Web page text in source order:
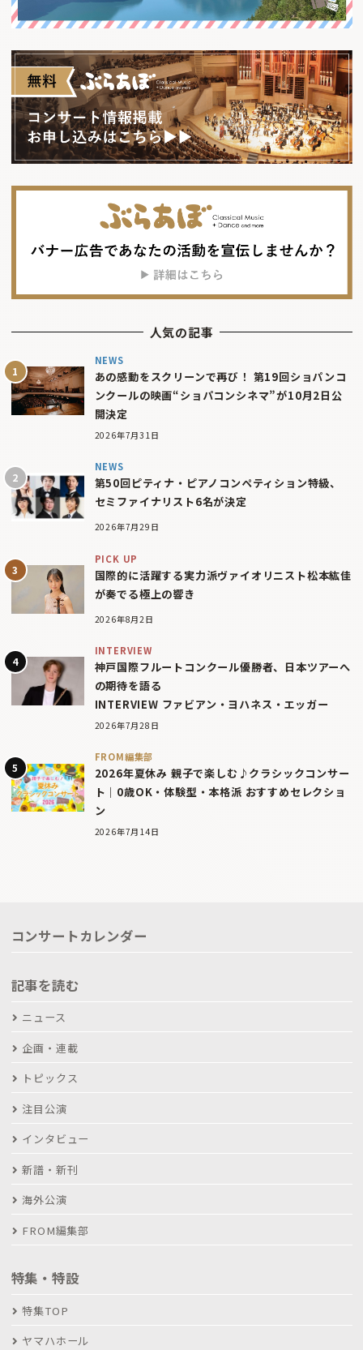
人気の記事
NEWS
あの感動をスクリーンで再び！ 第19回ショパンコ
ンクールの映画“ショパコンシネマ”が10月2日公
開決定
2026年7月31日
NEWS
第50回ピティナ・ピアノコンペティション特級、
セミファイナリスト6名が決定
2026年7月29日
PICK UP
国際的に活躍する実力派ヴァイオリニスト松本紘佳
が奏でる極上の響き
2026年8月2日
INTERVIEW
神戸国際フルートコンクール優勝者、日本ツアーへ
の期待を語る
INTERVIEW ファビアン・ヨハネス・エッガー
2026年7月28日
FROM編集部
2026年夏休み 親子で楽しむ♪クラシックコンサー
ト｜0歳OK・体験型・本格派 おすすめセレクショ
ン
2026年7月14日
コンサートカレンダー
記事を読む
ニュース
企画・連載
トピックス
注目公演
インタビュー
新譜・新刊
海外公演
FROM編集部
特集・特設
特集TOP
ヤマハホール